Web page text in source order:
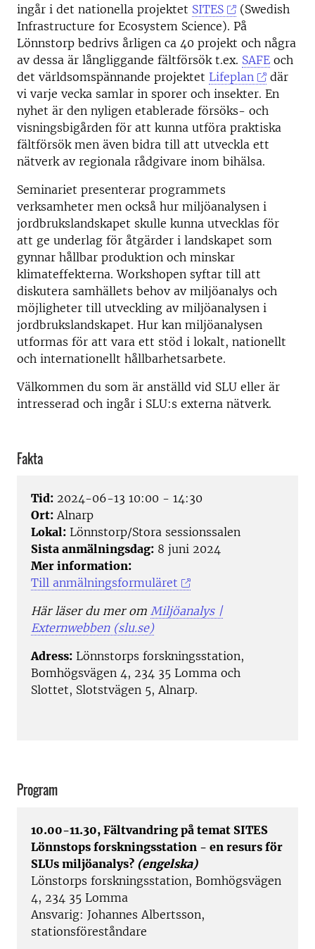
ingår i det nationella projektet SITES
(Swedish
Infrastructure for Ecosystem Science). På
Lönnstorp bedrivs årligen ca 40 projekt och några
av dessa är långliggande fältförsök t.ex. SAFE och
det världsomspännande projektet Lifeplan
där
vi varje vecka samlar in sporer och insekter. En
nyhet är den nyligen etablerade försöks- och
visningsbigården för att kunna utföra praktiska
fältförsök men även bidra till att utveckla ett
nätverk av regionala rådgivare inom bihälsa.
Seminariet presenterar programmets
verksamheter men också hur miljöanalysen i
jordbrukslandskapet skulle kunna utvecklas för
att ge underlag för åtgärder i landskapet som
gynnar hållbar produktion och minskar
klimateffekterna. Workshopen syftar till att
diskutera samhällets behov av miljöanalys och
möjligheter till utveckling av miljöanalysen i
jordbrukslandskapet. Hur kan miljöanalysen
utformas för att vara ett stöd i lokalt, nationellt
och internationellt hållbarhetsarbete.
Välkommen du som är anställd vid SLU eller är
intresserad och ingår i SLU:s externa nätverk.
Fakta
Tid: 2024-06-13 10:00 - 14:30
Ort: Alnarp
Lokal: Lönnstorp/Stora sessionssalen
Sista anmälningsdag: 8 juni 2024
Mer information:
Till anmälningsformuläret
Här läser du mer om Miljöanalys |
Externwebben (slu.se)
Adress: Lönnstorps forskningsstation,
Bomhögsvägen 4, 234 35 Lomma och
Slottet, Slotstvägen 5, Alnarp.
Program
10.00-11.30, Fältvandring på temat SITES
Lönnstops forskningsstation - en resurs för
SLUs miljöanalys? (engelska)
Lönstorps forskningsstation, Bomhögsvägen
4, 234 35 Lomma
Ansvarig: Johannes Albertsson,
stationsföreståndare